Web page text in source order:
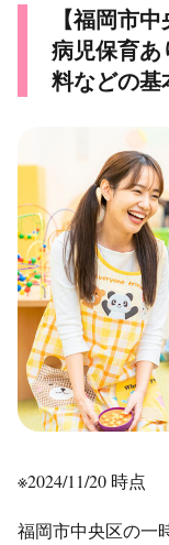
【福岡市
病児保育
料などの
※2024/11/20 時点
福岡市中央区の一